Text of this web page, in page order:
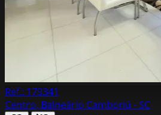
Ref.: 179341
Centro, Balneário Camboriú - SC